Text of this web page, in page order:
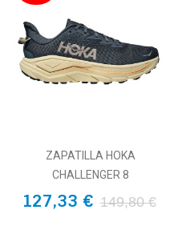
ZAPATILLA HOKA
CHALLENGER 8
127,33 € 149,80 €